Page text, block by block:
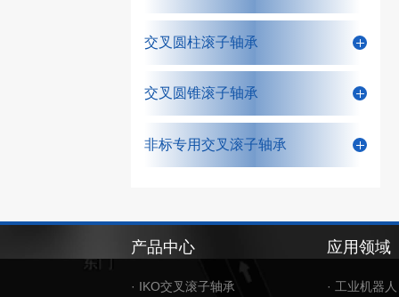
交叉圆柱滚子轴承
交叉圆锥滚子轴承
非标专用交叉滚子轴承
产品中心
· IKO交叉滚子轴承
应用领域
· 工业机器人